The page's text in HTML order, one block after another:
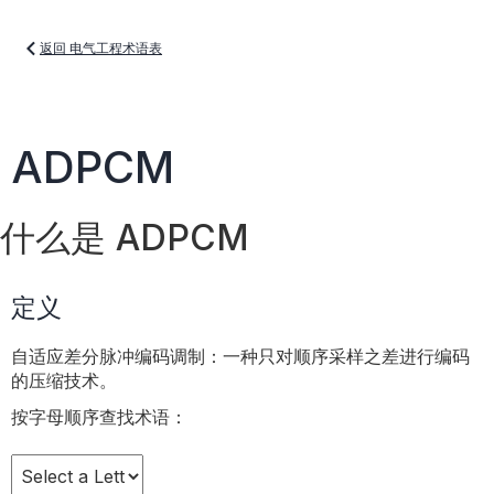
返回 电气工程术语表
ADPCM
什么是 ADPCM
定义
自适应差分脉冲编码调制：一种只对顺序采样之差进行编码
的压缩技术。
按字母顺序查找术语：